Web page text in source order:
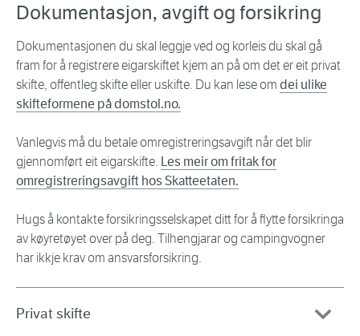
Dokumentasjon, avgift og forsikring
Dokumentasjonen du skal leggje ved og korleis du skal gå
fram for å registrere eigarskiftet kjem an på om det er eit privat
skifte, offentleg skifte eller uskifte. Du kan lese om dei ulike
skifteformene på domstol.no.
Vanlegvis må du betale omregistreringsavgift når det blir
gjennomført eit eigarskifte. Les meir om fritak for
omregistreringsavgift hos Skatteetaten.
Hugs å kontakte forsikringsselskapet ditt for å flytte forsikringa
av køyretøyet over på deg. Tilhengjarar og campingvogner
har ikkje krav om ansvarsforsikring.
Privat skifte